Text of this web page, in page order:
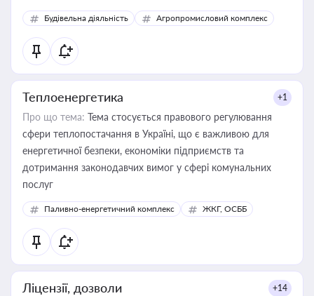
Будівельна діяльність Агропромисловий комплекс
Теплоенергетика +1
Про що тема: Тема стосується правового регулювання
сфери теплопостачання в Україні, що є важливою для
енергетичної безпеки, економіки підприємств та
дотримання законодавчих вимог у сфері комунальних
послуг
Паливно-енергетичний комплекс ЖКГ, ОСББ
Ліцензії, дозволи +14